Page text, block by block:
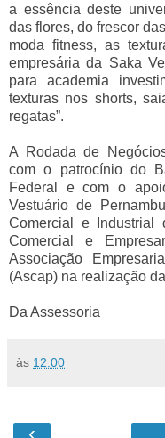
a essência deste
das flores, do frescor
moda fitness, as
empresária da Saka
para academia
texturas nos shorts,
regatas”.
A Rodada de
com o patrocínio do
Federal e com o
Vestuário de
Comercial e Industrial
Comercial e
Associação
(Ascap) na realização
Da Assessoria
às 12:00
‹